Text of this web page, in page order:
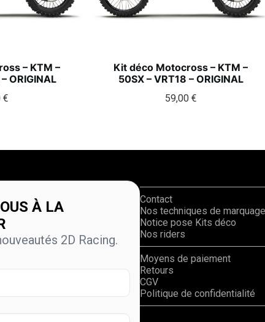
– KTM –
ORIGINAL
€
Kit déco Motocross – KTM –
50SX – VRT18 – ORIGINAL
59,00 €
À LA
2D Racing.
Contact
Nos techniques de marquage
Notice pose Kits déco
Nos riders
Moyens de paiement
Retours
CGV
Politique de confidentialité